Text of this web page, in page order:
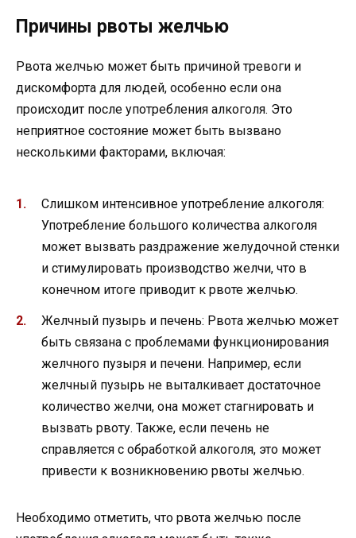
Причины рвоты желчью
Рвота желчью может быть причиной тревоги и
дискомфорта для людей, особенно если она
происходит после употребления алкоголя. Это
неприятное состояние может быть вызвано
несколькими факторами, включая:
Слишком интенсивное употребление алкоголя:
Употребление большого количества алкоголя
может вызвать раздражение желудочной стенки
и стимулировать производство желчи, что в
конечном итоге приводит к рвоте желчью.
Желчный пузырь и печень: Рвота желчью может
быть связана с проблемами функционирования
желчного пузыря и печени. Например, если
желчный пузырь не выталкивает достаточное
количество желчи, она может стагнировать и
вызвать рвоту. Также, если печень не
справляется с обработкой алкоголя, это может
привести к возникновению рвоты желчью.
Необходимо отметить, что рвота желчью после